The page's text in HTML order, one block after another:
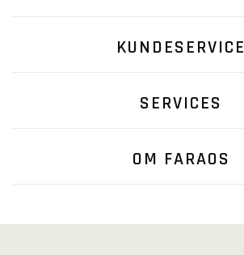
KUNDESERVICE
SERVICES
OM FARAOS